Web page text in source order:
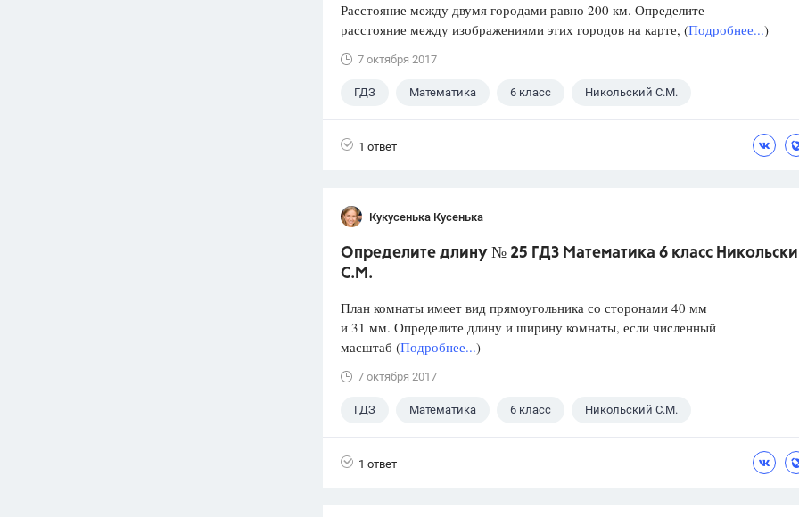
Расстояние между двумя городами равно 200 км. Определите
расстояние между изображениями этих городов на карте, (Подробнее...)
7 октября 2017
ГДЗ Математика 6 класс Никольский С.М.
1 ответ
Кукусенька Кусенька
Определите длину № 25 ГДЗ Математика 6 класс
С.М.
План комнаты имеет вид прямоугольника со сторонами 40 мм
и 31 мм. Определите длину и ширину комнаты, если численный
масштаб (Подробнее...)
7 октября 2017
ГДЗ Математика 6 класс Никольский С.М.
1 ответ